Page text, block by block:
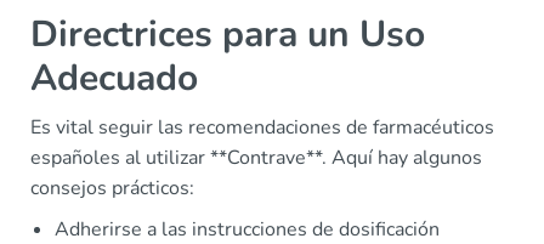
Directrices para un Uso
Adecuado
Es vital seguir las recomendaciones de farmacéuticos
españoles al utilizar **Contrave**. Aquí hay algunos
consejos prácticos:
Adherirse a las instrucciones de dosificación